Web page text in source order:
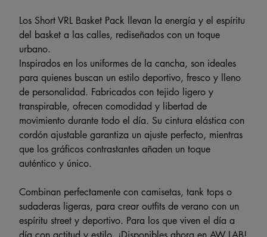
Los Short VRL Basket Pack llevan la energía y el espíritu
del basket a las calles, rediseñados con un toque
urbano.
Inspirados en los uniformes de la cancha, son ideales
para quienes buscan un estilo deportivo, fresco y lleno
de personalidad. Fabricados con tejido ligero y
transpirable, ofrecen comodidad y libertad de
movimiento durante todo el día. Su cintura elástica con
cordón ajustable garantiza un ajuste perfecto, mientras
que los gráficos contrastantes añaden un toque
auténtico y único.
Combinan perfectamente con camisetas, tank tops o
sudaderas ligeras, para crear outfits de verano con un
espíritu street y deportivo. Para los que viven el día a